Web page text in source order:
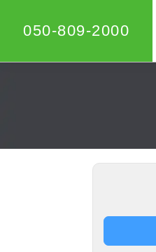
050-809-2000